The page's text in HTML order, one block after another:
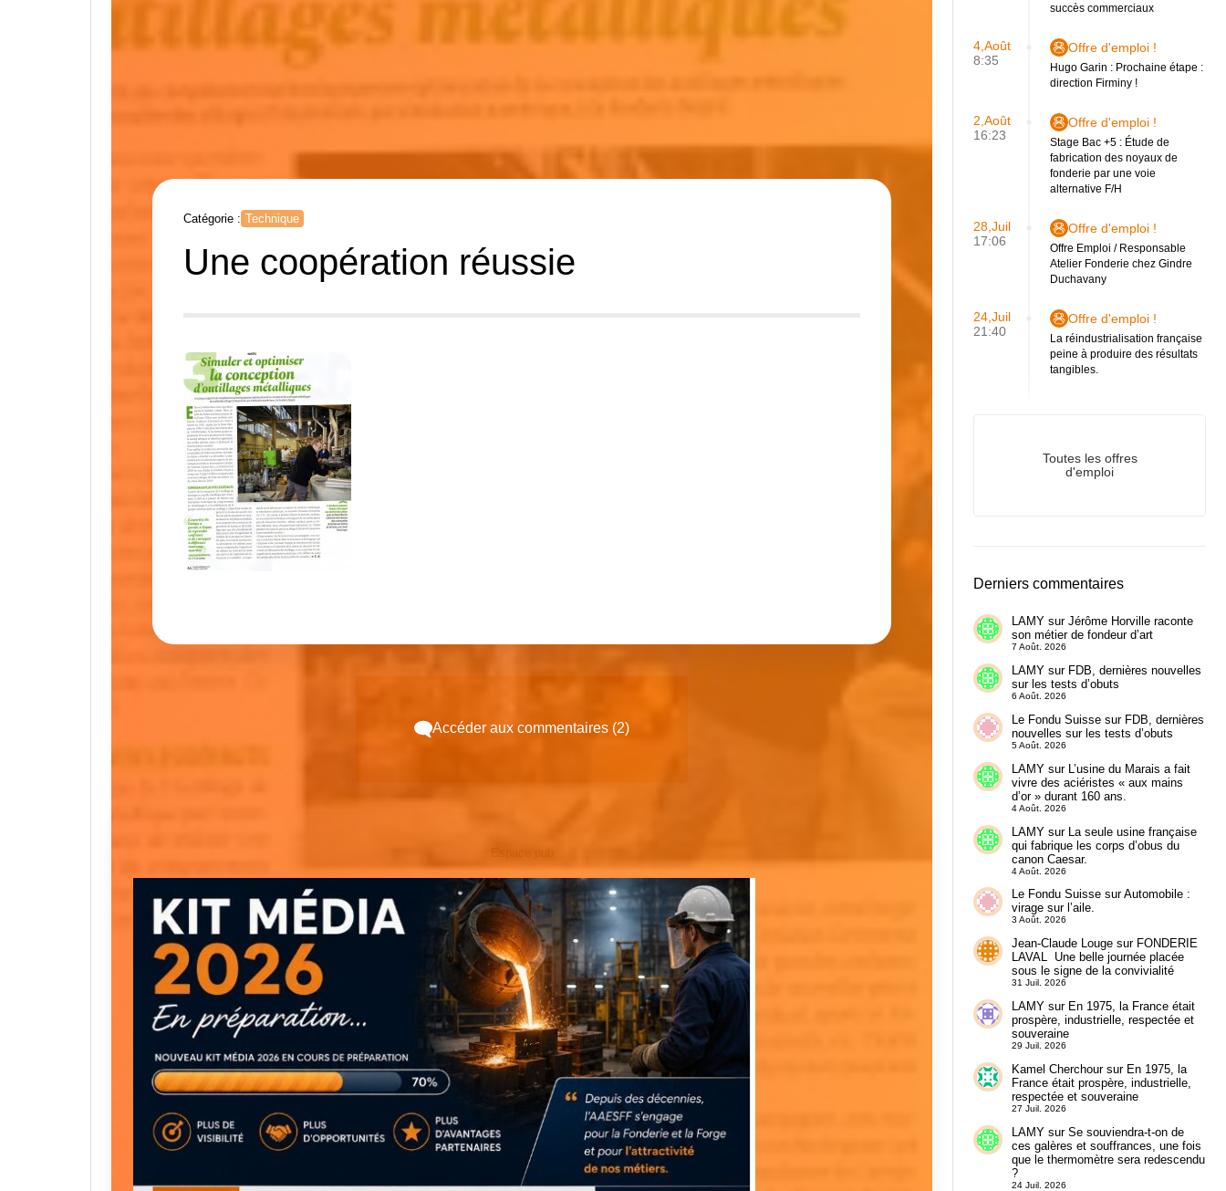
Catégorie : Technique
Une coopération réussie
Accéder aux commentaires (2)
succès commerciaux
4,Août
8:35
Offre d'emploi !
Hugo Garin : Prochaine étape :
direction Firminy !
2,Août
16:23
Offre d'emploi !
Stage Bac +5 : Étude de
fabrication des noyaux de
fonderie par une voie
alternative F/H
28,Juil
17:06
Offre d'emploi !
Offre Emploi / Responsable
Atelier Fonderie chez Gindre
Duchavany
24,Juil
21:40
Offre d'emploi !
La réindustrialisation française
peine à produire des résultats
tangibles.
Toutes les offres
d'emploi
Derniers commentaires
LAMYsur Jérôme Horville raconte
son métier de fondeur d’art
7 Août. 2026
LAMYsur FDB, dernières nouvelles
sur les tests d’obuts
6 Août. 2026
Le Fondu Suissesur FDB, dernières
nouvelles sur les tests d’obuts
5 Août. 2026
LAMYsur L’usine du Marais a fait
vivre des aciéristes « aux mains
d’or » durant 160 ans.
4 Août. 2026
LAMYsur La seule usine française
qui fabrique les corps d’obus du
canon Caesar.
4 Août. 2026
Le Fondu SuissesurAutomobile :
virage sur l’aile.
3 Août. 2026
Jean-Claude Lougesur FONDERIE
LAVAL Une belle journée placée
sous le signe de la convivialité
31 Juil. 2026
LAMYsur En 1975, la France était
prospère, industrielle, respectée et
souveraine
29 Juil. 2026
Kamel Cherchoursur En 1975, la
France était prospère, industrielle,
respectée et souveraine
27 Juil. 2026
LAMYsur Se souviendra-t-on de
ces galères et souffrances, une fois
que le thermomètre sera redescendu
?
24 Juil. 2026